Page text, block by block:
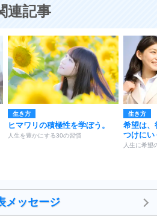
連記事
生き方
ヒマワリの積極性を学ぼう。
人生を豊かにする30の習慣
生き方
希望は、
つけにい
人生に希望
メッセージ